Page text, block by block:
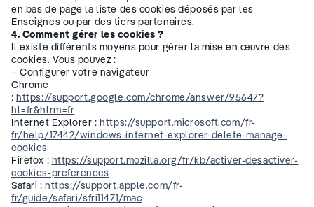
en bas de page la liste des cookies déposés par les
Enseignes ou par des tiers partenaires.
4. Comment gérer les cookies ?
Il existe différents moyens pour gérer la mise en œuvre des
cookies. Vous pouvez :
– Configurer votre navigateur
Chrome
:https://support.google.com/chrome/answer/95647?
hl=fr&hlrm=fr
Internet Explorer :https://support.microsoft.com/fr-
fr/help/17442/windows-internet-explorer-delete-manage-
cookies
Firefox : https://support.mozilla.org/fr/kb/activer-desactiver-
cookies-preferences
Safari :https://support.apple.com/fr-
fr/guide/safari/sfri11471/mac